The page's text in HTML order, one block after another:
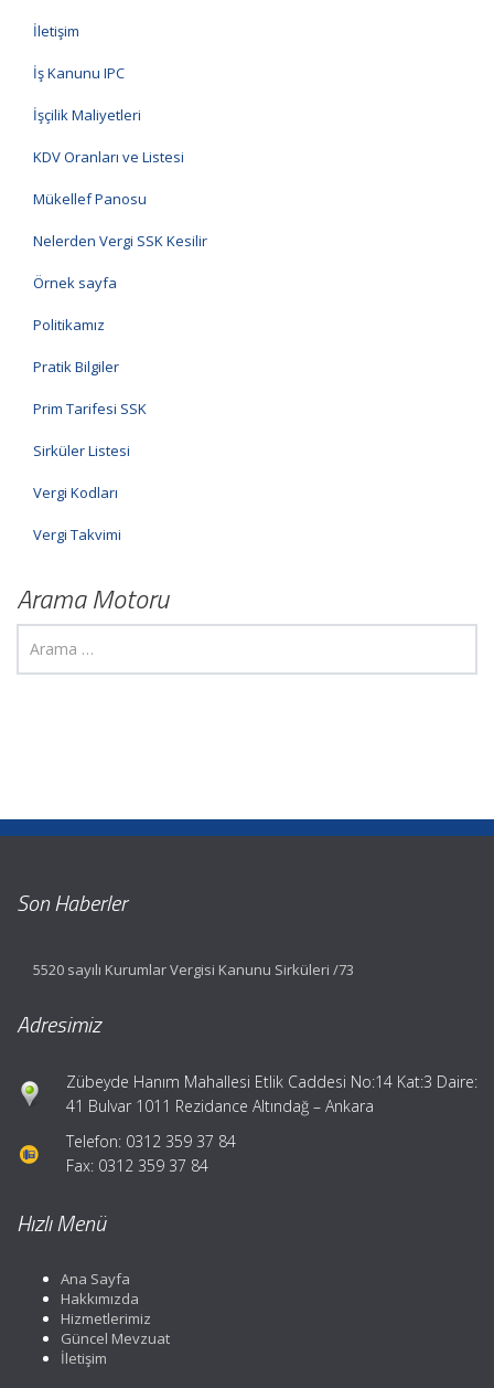
İletişim
İş Kanunu IPC
İşçilik Maliyetleri
KDV Oranları ve Listesi
Mükellef Panosu
Nelerden Vergi SSK Kesilir
Örnek sayfa
Politikamız
Pratik Bilgiler
Prim Tarifesi SSK
Sirküler Listesi
Vergi Kodları
Vergi Takvimi
Arama Motoru
Son Haberler
5520 sayılı Kurumlar Vergisi Kanunu Sirküleri /73
Adresimiz
Zübeyde Hanım Mahallesi Etlik Caddesi No:14 Kat:3 Daire:
41 Bulvar 1011 Rezidance Altındağ – Ankara
Telefon: 0312 359 37 84
Fax: 0312 359 37 84
Hızlı Menü
Ana Sayfa
Hakkımızda
Hizmetlerimiz
Güncel Mevzuat
İletişim